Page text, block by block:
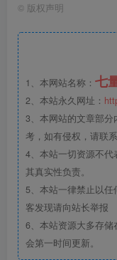
© 版权声明
1、本网站名称： 七
2、本站永久网址：
3、本网站的文章部
考，如有侵权，请联
4、本站一切资源不
其真实性负责。
5、本站一律禁止以
客发现请向站长举报
6、本站资源大多存
会第一时间更新。